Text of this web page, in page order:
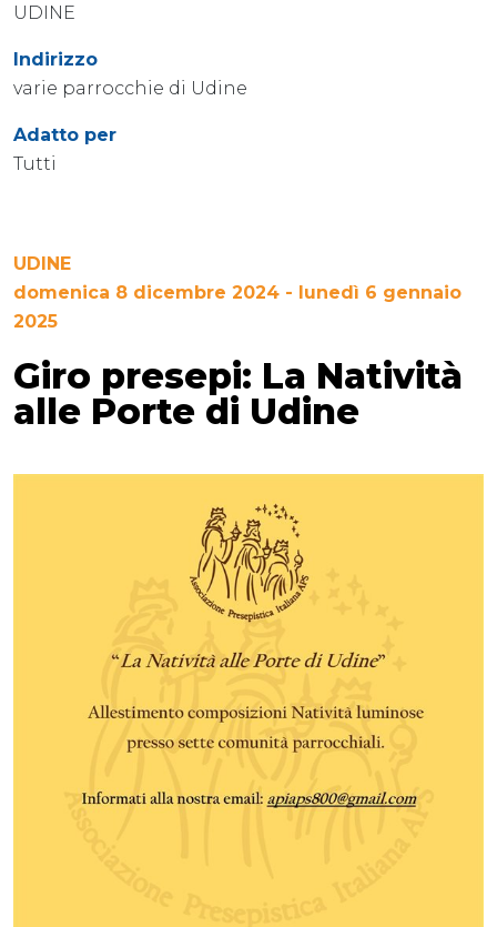
UDINE
Indirizzo
varie parrocchie di Udine
Adatto per
Tutti
UDINE
domenica 8 dicembre 2024 - lunedì 6 gennaio
2025
Giro presepi: La Natività
alle Porte di Udine